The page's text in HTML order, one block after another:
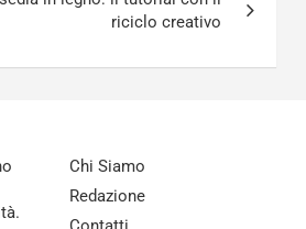
riciclo creativo
Chi Siamo
Redazione